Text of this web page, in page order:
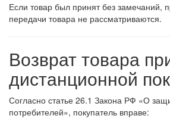
Если товар был принят без замечаний,
передачи товара не рассматриваются.
Возврат товара
дистанционной
Согласно статье 26.1 Закона РФ «О
потребителей», покупатель вправе: